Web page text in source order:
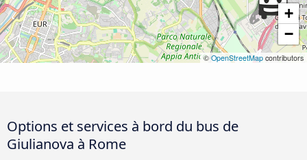
+
−
©OpenStreetMap contributors
Options et services à bord du bus de
Giulianova à Rome